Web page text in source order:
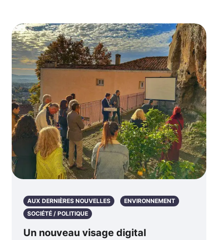
AUX DERNIÈRES NOUVELLES
ENVIRONNEMENT
SOCIÉTÉ / POLITIQUE
Un nouveau visage digital